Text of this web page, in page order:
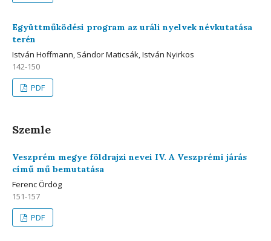
Együttműködési program az uráli nyelvek névkutatása
terén
István Hoffmann, Sándor Maticsák, István Nyirkos
142-150
PDF
Szemle
Veszprém megye földrajzi nevei IV. A Veszprémi járás
című mű bemutatása
Ferenc Ördög
151-157
PDF